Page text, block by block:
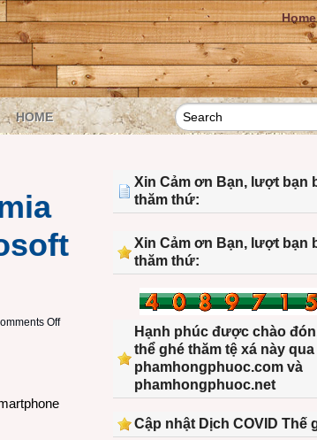
Home
HOME
Offon
Xin Cảm ơn Bạn, lượt bạn
thăm thứ:
Xin Cảm ơn Bạn, lượt bạn
thăm thứ:
Hạnh phúc được chào
thể ghé thăm tệ xá này
phamhongphuoc.com và
phamhongphuoc.net
Cập nhật Dịch COVID Thế